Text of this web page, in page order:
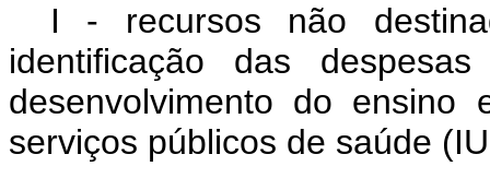
I - recursos não
identificação das
desenvolvimento do
serviços públicos de saúde